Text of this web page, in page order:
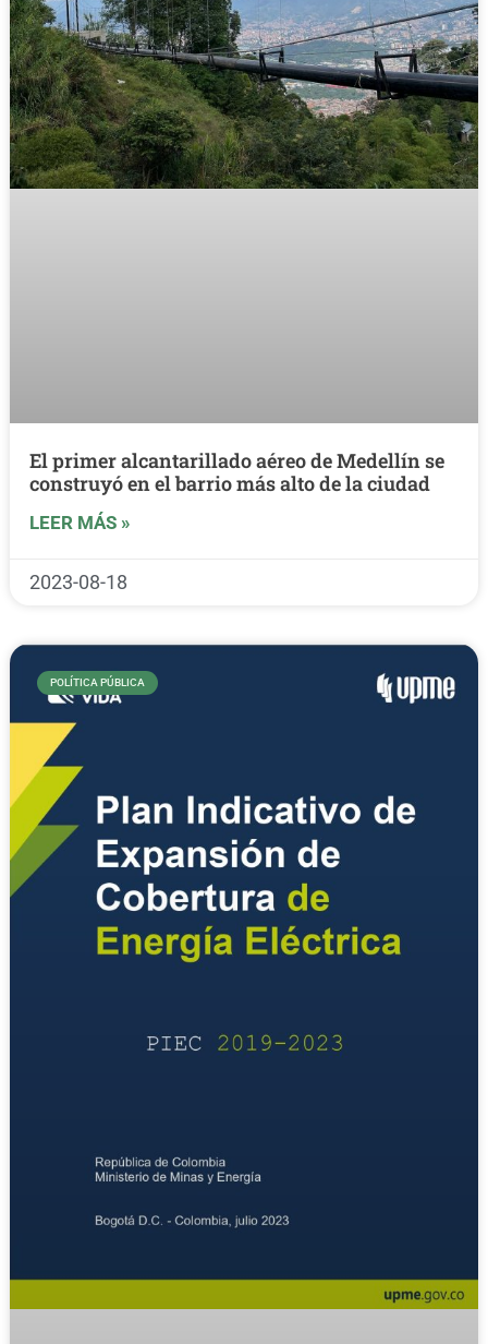
El primer alcantarillado aéreo de Medellín se
construyó en el barrio más alto de la ciudad
LEER MÁS »
2023-08-18
POLÍTICA PÚBLICA